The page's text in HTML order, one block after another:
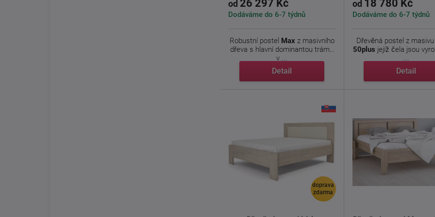
od 26 297 Kč
Dodáváme do 6-7 týdnů
Robustní postel Maxz masivního
dřeva s hlavní dominantou trámů
v ...
Detail
od 18 780 Kč
Dodáváme do 6-7 týdnů
Dřevěná postel z
50plus jejíž čela jsou
...
Detail
doprava
zdarma